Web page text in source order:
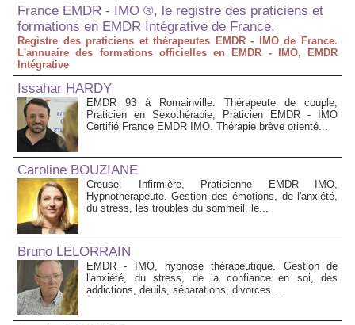
France EMDR - IMO ®, le registre des praticiens et
formations en EMDR Intégrative de France.
Registre des praticiens et thérapeutes EMDR - IMO de France.
L'annuaire des formations officielles en EMDR - IMO, EMDR
Intégrative
Issahar HARDY
EMDR 93 à Romainville: Thérapeute de couple,
Praticien en Sexothérapie, Praticien EMDR - IMO
Certifié France EMDR IMO. Thérapie brève orienté...
Caroline BOUZIANE
Creuse: Infirmière, Praticienne EMDR IMO,
Hypnothérapeute. Gestion des émotions, de l'anxiété,
du stress, les troubles du sommeil, le...
Bruno LELORRAIN
EMDR - IMO, hypnose thérapeutique. Gestion de
l'anxiété, du stress, de la confiance en soi, des
addictions, deuils, séparations, divorces....